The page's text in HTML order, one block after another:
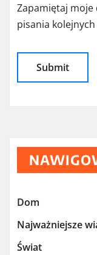
Zapamiętaj moje
pisania
Dom
Najważniejsze
Świat